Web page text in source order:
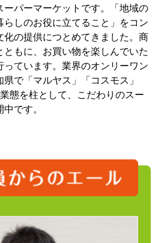
ーパーマーケットです。「地域の
らしのお役に立てること」をコン
化の提供につとめてきました。商
ともに、お買い物を楽しんでいた
っています。業界のオンリーワン
で「マルヤス」「コスモス」
態を柱として、こだわりのスー
です。